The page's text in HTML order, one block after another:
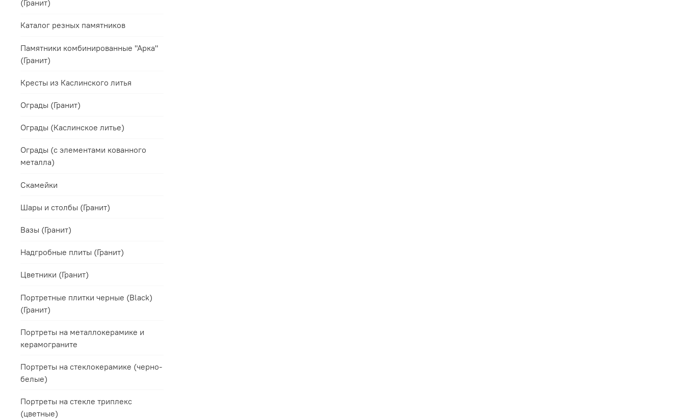
(Гранит)
Каталог резных памятников
Памятники комбинированные "Арка"
(Гранит)
Кресты из Каслинского литья
Ограды (Гранит)
Ограды (Каслинское литье)
Ограды (с элементами кованного
металла)
Скамейки
Шары и столбы (Гранит)
Вазы (Гранит)
Надгробные плиты (Гранит)
Цветники (Гранит)
Портретные плитки черные (Black)
(Гранит)
Портреты на металлокерамике и
керамограните
Портреты на стеклокерамике (черно-
белые)
Портреты на стекле триплекс
(цветные)